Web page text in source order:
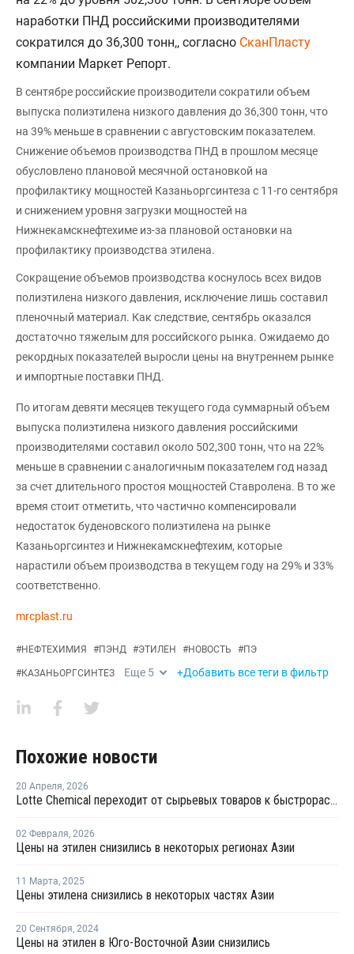
наработки ПНД российскими производителями
сократился до 36,300 тонн,, согласно СканПласту
компании Маркет Репорт.
В сентябре российские производители сократили объем
выпуска полиэтилена низкого давления до 36,300 тонн, что
на 39% меньше в сравнении с августовским показателем.
Снижение объемов производства ПНД в прошлом месяце
обусловлено плановой месячной остановкой на
профилактику мощностей Казаньоргсинтеза с 11-го сентября
и снижением уровня загрузки мощностей на
Нижнекамскнефтехиме из-за плановой остановки на
профилактику производства этилена.
Сокращение объемов производства коснулось всех видов
полиэтилена низкого давления, исключение лишь составил
пленочный материал. Как следствие, сентябрь оказался
достаточно тяжелым для российского рынка. Ожидаемо до
рекордных показателей выросли цены на внутреннем рынке
и импортные поставки ПНД.
По итогам девяти месяцев текущего года суммарный объем
выпуска полиэтилена низкого давления российскими
производителями составил около 502,300 тонн, что на 22%
меньше в сравнении с аналогичным показателем год назад
за счет длительного простоя мощностей Ставролена. В то же
время стоит отметить, что частично компенсировали
недостаток буденовского полиэтилена на рынке
Казаньоргсинтез и Нижнекамскнефтехим, которые
нарастили объем производства в текущем году на 29% и 33%
соответственно.
mrcplast.ru
#НЕФТЕХИМИЯ #ПЭНД #ЭТИЛЕН #НОВОСТЬ #ПЭ
#КАЗАНЬОРГСИНТЕЗ Еще 5 +Добавить все теги в фильтр
Похожие новости
20 Апреля, 2026
Lotte Chemical переходит от сырьевых товаров к быстрорастущим секторам
02 Февраля, 2026
Цены на этилен снизились в некоторых регионах Азии
11 Марта, 2025
Цены этилена снизились в некоторых частях Азии
20 Сентября, 2024
Цены на этилен в Юго-Восточной Азии снизились